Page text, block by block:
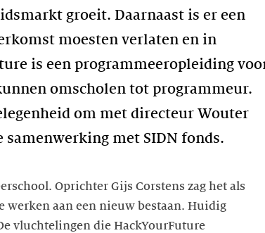
groeit. Daarnaast is er een
moesten verlaten en in
is een programmeeropleiding
omscholen tot programmeur.
om met directeur Wouter
samenwerking met SIDN fonds.
Oprichter Gijs Corstens zag het als
werken aan een nieuw bestaan. Huidig
vluchtelingen die HackYourFuture